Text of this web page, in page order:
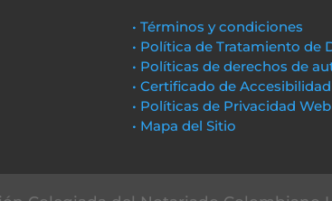
• Términos y condiciones
• Política de Tratamiento de
• Políticas de derechos de
• Certificado de Accesibilidad
• Políticas de Privacidad Web
• Mapa del Sitio